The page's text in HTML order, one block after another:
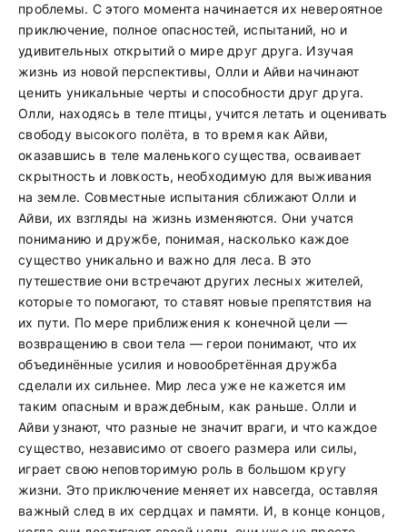
проблемы. С этого момента начинается их невероятное
приключение, полное опасностей, испытаний, но и
удивительных открытий о мире друг друга. Изучая
жизнь из новой перспективы, Олли и Айви начинают
ценить уникальные черты и способности друг друга.
Олли, находясь в теле птицы, учится летать и оценивать
свободу высокого полёта, в то время как Айви,
оказавшись в теле маленького существа, осваивает
скрытность и ловкость, необходимую для выживания
на земле. Совместные испытания сближают Олли и
Айви, их взгляды на жизнь изменяются. Они учатся
пониманию и дружбе, понимая, насколько каждое
существо уникально и важно для леса. В это
путешествие они встречают других лесных жителей,
которые то помогают, то ставят новые препятствия на
их пути. По мере приближения к конечной цели —
возвращению в свои тела — герои понимают, что их
объединённые усилия и новообретённая дружба
сделали их сильнее. Мир леса уже не кажется им
таким опасным и враждебным, как раньше. Олли и
Айви узнают, что разные не значит враги, и что каждое
существо, независимо от своего размера или силы,
играет свою неповторимую роль в большом кругу
жизни. Это приключение меняет их навсегда, оставляя
важный след в их сердцах и памяти. И, в конце концов,